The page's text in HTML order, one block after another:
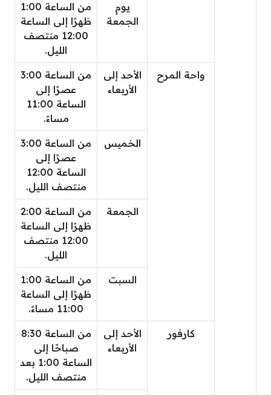
يوم
الجمعة
من الساعة 1:00
ظهرًا إلى الساعة
12:00 منتصف
الليل.
واحة المرح
الأحد إلى
الأربعاء
من الساعة 3:00
عصرًا إلى
الساعة 11:00
مساءً.
الخميس
من الساعة 3:00
عصرًا إلى
الساعة 12:00
منتصف الليل.
الجمعة
من الساعة 2:00
ظهرًا إلى الساعة
12:00 منتصف
الليل.
السبت
من الساعة 1:00
ظهرًا إلى الساعة
11:00 مساءً.
كارفور
الأحد إلى
الأربعاء
من الساعة 8:30
صباحًا إلى
الساعة 1:00 بعد
منتصف الليل.